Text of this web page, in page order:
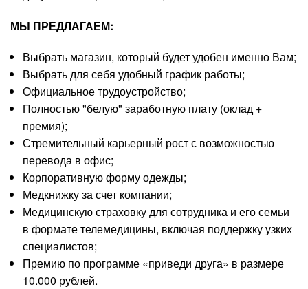
МЫ ПРЕДЛАГАЕМ:
Выбрать магазин, который будет удобен именно Вам;
Выбрать для себя удобный график работы;
Официальное трудоустройство;
Полностью "белую" заработную плату (оклад +
премия);
Стремительный карьерный рост с возможностью
перевода в офис;
Корпоративную форму одежды;
Медкнижку за счет компании;
Медицинскую страховку для сотрудника и его семьи
в формате телемедицины, включая поддержку узких
специалистов;
Премию по программе «приведи друга» в размере
10.000 рублей.